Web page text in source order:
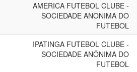
AMERICA FUTEBOL CLUBE -
SOCIEDADE ANONIMA DO
FUTEBOL
IPATINGA FUTEBOL CLUBE -
SOCIEDADE ANÔNIMA DO
FUTEBOL